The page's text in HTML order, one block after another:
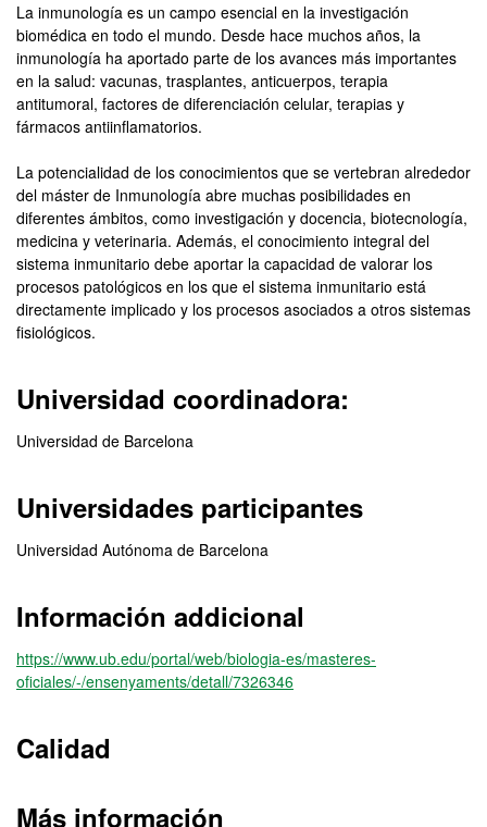
La inmunología es un campo esencial en la investigación
biomédica en todo el mundo. Desde hace muchos años, la
inmunología ha aportado parte de los avances más importantes
en la salud: vacunas, trasplantes, anticuerpos, terapia
antitumoral, factores de diferenciación celular, terapias y
fármacos antiinflamatorios.
La potencialidad de los conocimientos que se vertebran alrededor
del máster de Inmunología abre muchas posibilidades en
diferentes ámbitos, como investigación y docencia, biotecnología,
medicina y veterinaria. Además, el conocimiento integral del
sistema inmunitario debe aportar la capacidad de valorar los
procesos patológicos en los que el sistema inmunitario está
directamente implicado y los procesos asociados a otros sistemas
fisiológicos.
Universidad coordinadora:
Universidad de Barcelona
Universidades participantes
Universidad Autónoma de Barcelona
Información addicional
https://www.ub.edu/portal/web/biologia-es/masteres-
oficiales/-/ensenyaments/detall/7326346
Calidad
Más información